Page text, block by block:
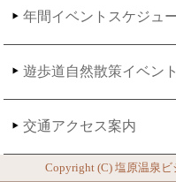
年間イベントスケジュ
遊歩道自然散策イベント
交通アクセス案内
Copyright (C)塩原温泉ビ